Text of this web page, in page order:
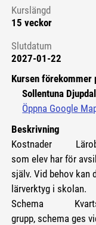
Kurslängd
15 veckor
Slutdatum
2027-01-22
Kursen förekommer
Sollentuna
Öppna Google
Beskrivning
Kostnader
som elev har för
själv. Vid behov kan
lärverktyg i skolan.
Schema
grupp, schema ges